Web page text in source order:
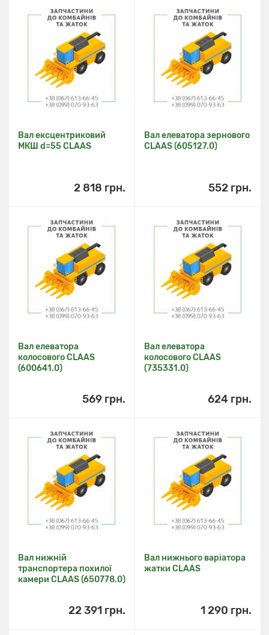
Вал ексцентриковий
МКШ d=55 CLAAS
2 818 грн.
Вал елеватора зернового
CLAAS (605127.0)
552 грн.
Вал елеватора
колосового CLAAS
(600641.0)
569 грн.
Вал елеватора
колосового CLAAS
(735331.0)
624 грн.
Вал нижній
транспортера похилої
камери CLAAS (650778.0)
22 391 грн.
Вал нижнього варіатора
жатки CLAAS
1 290 грн.